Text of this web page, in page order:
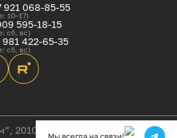
921 068-85-55
10–17)
595-18-15
сб, вс)
981 422-65-35
сб, вс)
2010-2025Мы всегда на связи!